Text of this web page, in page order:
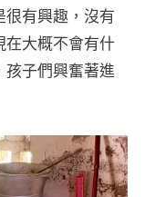
很有興趣，沒有
在大概不會有什
孩子們興奮著進